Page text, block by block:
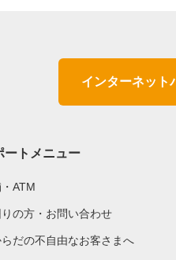
インターネット
ートメニュー
ATM
の方・お問い合わせ
だの不自由なお客さまへ